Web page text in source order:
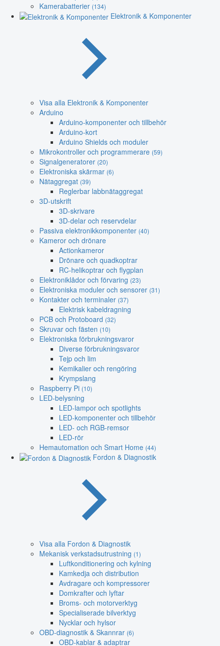
Kamerabatterier (134)
Elektronik & Komponenter
Visa alla Elektronik & Komponenter
Arduino
Arduino-komponenter och tillbehör
Arduino-kort
Arduino Shields och moduler
Mikrokontroller och programmerare (59)
Signalgeneratorer (20)
Elektroniska skärmar (6)
Nätaggregat (39)
Reglerbar labbnätaggregat
3D-utskrift
3D-skrivare
3D-delar och reservdelar
Passiva elektronikkomponenter (40)
Kameror och drönare
Actionkameror
Drönare och quadkoptrar
RC-helikoptrar och flygplan
Elektroniklådor och förvaring (23)
Elektroniska moduler och sensorer (31)
Kontakter och terminaler (37)
Elektrisk kabeldragning
PCB och Protoboard (32)
Skruvar och fästen (10)
Elektroniska förbrukningsvaror
Diverse förbrukningsvaror
Tejp och lim
Kemikalier och rengöring
Krympslang
Raspberry Pi (10)
LED-belysning
LED-lampor och spotlights
LED-komponenter och tillbehör
LED- och RGB-remsor
LED-rör
Hemautomation och Smart Home (44)
Fordon & Diagnostik
Visa alla Fordon & Diagnostik
Mekanisk verkstadsutrustning (1)
Luftkonditionering och kylning
Kamkedja och distribution
Avdragare och kompressorer
Domkrafter och lyftar
Broms- och motorverktyg
Specialiserade bilverktyg
Nycklar och hylsor
OBD-diagnostik & Skannrar (6)
OBD-kablar & adaptrar